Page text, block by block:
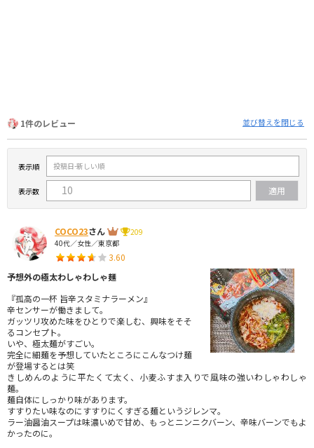
1件のレビュー 並び替えを閉じる
表示順
表示数
COCO23さん
209
40代／女性／東京都
3.60
予想外の極太わしゃわしゃ麺
『孤高の一杯 旨辛スタミナラーメン』
辛センサーが働きまして。
ガッツリ攻めた味をひとりで楽しむ、興味をそそ
るコンセプト。
いや、極太麺がすごい。
完全に細麺を予想していたところにこんなつけ麺
が登場するとは笑
きしめんのように平たくて太く、小麦ふすま入りで風味の強いわしゃわしゃ
麺。
麺自体にしっかり味があります。
すすりたい味なのにすすりにくすぎる麺というジレンマ。
ラー油醤油スープは味濃いめで甘め、もっとニンニクバーン、辛味バーンでもよ
かったのに。